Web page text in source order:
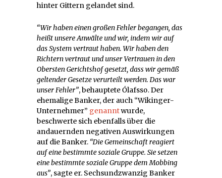
hinter Gittern gelandet sind.
“Wir haben einen großen Fehler begangen, das
heißt unsere Anwälte und wir, indem wir auf
das System vertraut haben. Wir haben den
Richtern vertraut und unser Vertrauen in den
Obersten Gerichtshof gesetzt, dass wir gemäß
geltender Gesetze verurteilt werden. Das war
unser Fehler”, behauptete Ólafsso. Der
ehemalige Banker, der auch “Wikinger-
Unternehmer” genanntwurde,
beschwerte sich ebenfalls über die
andauernden negativen Auswirkungen
auf die Banker. “Die Gemeinschaft reagiert
auf eine bestimmte soziale Gruppe. Sie setzen
eine bestimmte soziale Gruppe dem Mobbing
aus”, sagte er. Sechsundzwanzig Banker